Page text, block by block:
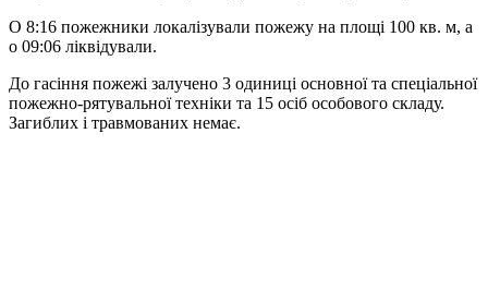
О 8:16 пожежники локалізували пожежу на площі 100 кв. м, а
о 09:06 ліквідували.
До гасіння пожежі залучено 3 одиниці основної та спеціальної
пожежно-рятувальної техніки та 15 осіб особового складу.
Загиблих і травмованих немає.